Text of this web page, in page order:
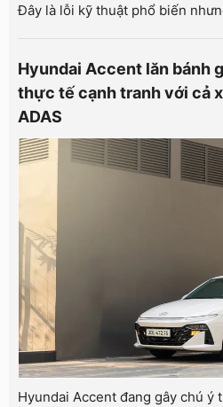
Đây là lỗi kỹ thuật phổ biến
Hyundai Accent lăn bánh
thực tế cạnh tranh với cả
ADAS
Hyundai Accent đang gây chú